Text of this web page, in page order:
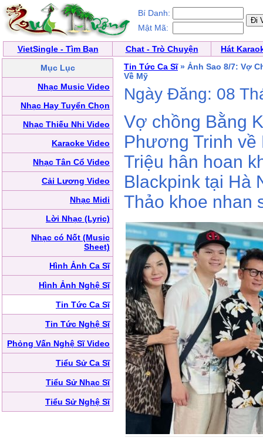
Bí Danh:
Mật Mã:
VietSingle - Tìm Bạn Chat - Trò Chuyện
Hát
Mục Lục
Nhạc Music Video
Nhạc Hay Tuyển Chọn
Nhạc Thiếu Nhi Video
Karaoke Video
Nhạc Tân Cổ Video
Cải Lương Video
Nhạc Midi
Lời Nhạc (Lyric)
Nhạc có Nốt (Music
Sheet)
Hình Ảnh Ca Sĩ
Hình Ảnh Nghệ Sĩ
Tin Tức Ca Sĩ
Tin Tức Nghệ Sĩ
Phỏng Vấn Nghệ Sĩ Video
Tiểu Sử Ca Sĩ
Tiểu Sử Nhạc Sĩ
Tiểu Sử Nghệ Sĩ
Tin Tức Ca Sĩ» Ảnh Sao 8/7: Vợ
Về Mỹ
Ngày Đăng: 08
Vợ chồng Bằng
Phương Trinh về
Triệu hân hoan
Blackpink tại Hà
Thảo khoe nhan